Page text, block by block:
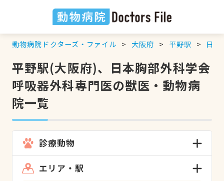
動物病院ドクターズ・ファイル 大阪府 平野駅 日本
平野駅(大阪府)、日本胸部外科学会
呼吸器外科専門医の獣医・動物病
院一覧
診療動物
エリア・駅